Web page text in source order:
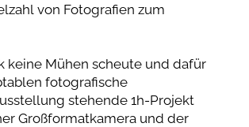
von Fotografien zum
keine Mühen scheute und dafür
fotografische
stehende 1h-Projekt
Großformatkamera und der